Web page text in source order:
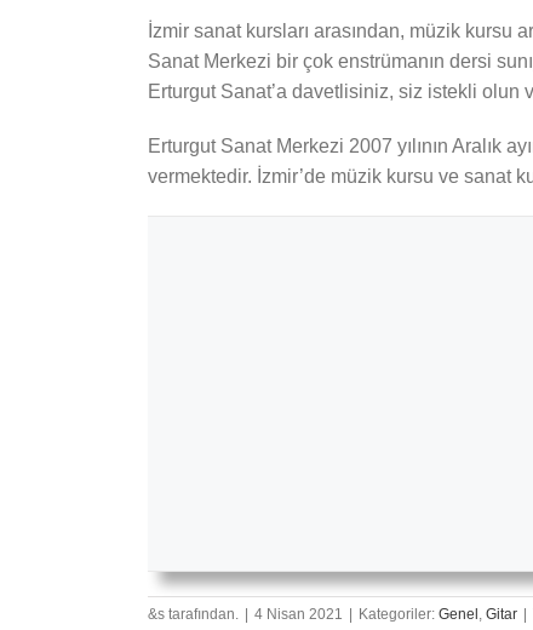
İzmir sanat kursları arasından, müzik kursu
Sanat Merkezi bir çok enstrümanın dersi
Erturgut Sanat’a davetlisiniz, siz istekli olun
Erturgut Sanat Merkezi 2007 yılının Aralık
vermektedir. İzmir’de müzik kursu ve sanat
&s tarafından. 4 Nisan 2021 Kategoriler: Genel , Gitar